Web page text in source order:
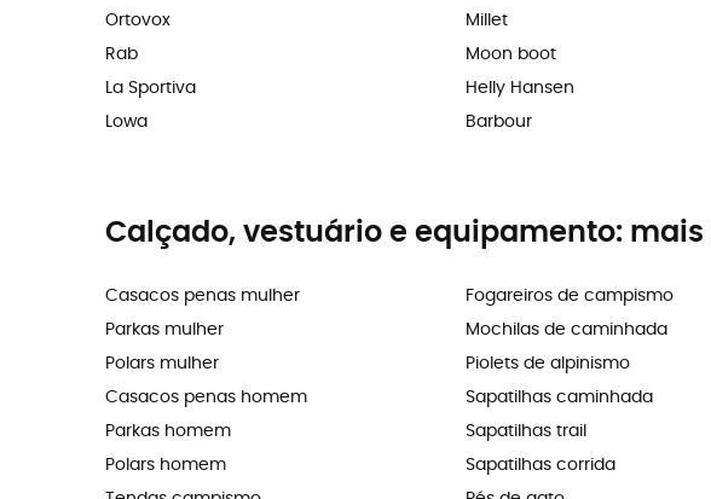
Ortovox
Rab
La Sportiva
Lowa
Millet
Moon boot
Helly Hansen
Barbour
Calçado, vestuário e equipamento:
Casacos penas mulher
Parkas mulher
Polars mulher
Casacos penas homem
Parkas homem
Polars homem
Fogareiros de campismo
Mochilas de caminhada
Piolets de alpinismo
Sapatilhas caminhada
Sapatilhas trail
Sapatilhas corrida